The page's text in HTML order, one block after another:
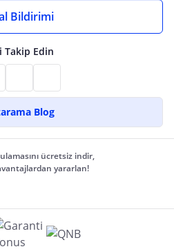
Bildirimi
Takip Edin
Blog
ücretsiz indir,
yararlan!